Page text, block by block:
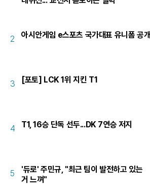
2 아시안게임 e스포츠 국가대표 유니폼 공개
3 [포토] LCK 1위 지킨 T1
4 T1, 16승 단독 선두...DK 7연승 저지
5
'듀로' 주민규, "최근 팀이 발전하고 있는
거 느껴"